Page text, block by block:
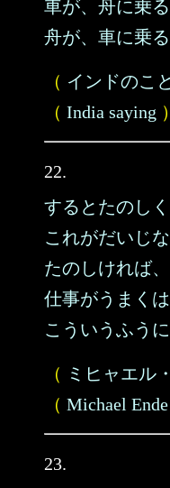
車が、舟に乗
舟が、車に乗
（ インドのこ
（ India saying ）
22.
するとたのし
これがだいじな
たのしければ、
仕事がうまくは
こういうふう
（ ミヒャエル
（ Michael Ende
23.